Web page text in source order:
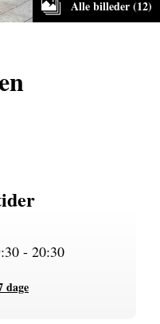
Alle billeder (12)
- 20:30
dage